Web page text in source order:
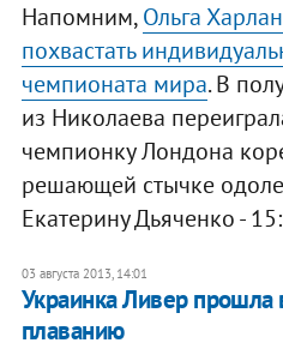
Напомним,Ольга
похвастать
чемпионата мира. В
из Николаева
чемпионку Лондона
решающей стычке
Екатерину Дьяченко -
03 августа 2013, 14:01
Украинка Ливер
плаванию